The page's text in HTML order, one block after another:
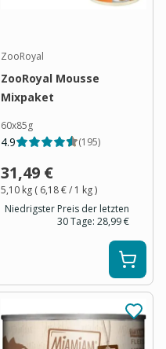
ZooRoyal
ZooRoyal Mousse
Mixpaket
60x85g
4.9 (195)
31,49 €
5,10 kg ( 6,18 €/ 1 kg)
Niedrigster Preis der letzten
30 Tage: 28,99 €